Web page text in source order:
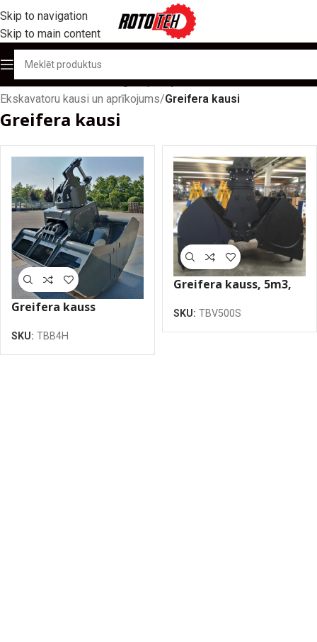
Skip to navigation
Skip to main content
Sākums/Produktu katalogs/Aprīkojums/
Ekskavatoru kausi un aprīkojums/Greifera kausi
Greifera kausi
Greifera kauss
SKU: TBB4H
Greifera kauss, 5m3,
SKU: TBV500S